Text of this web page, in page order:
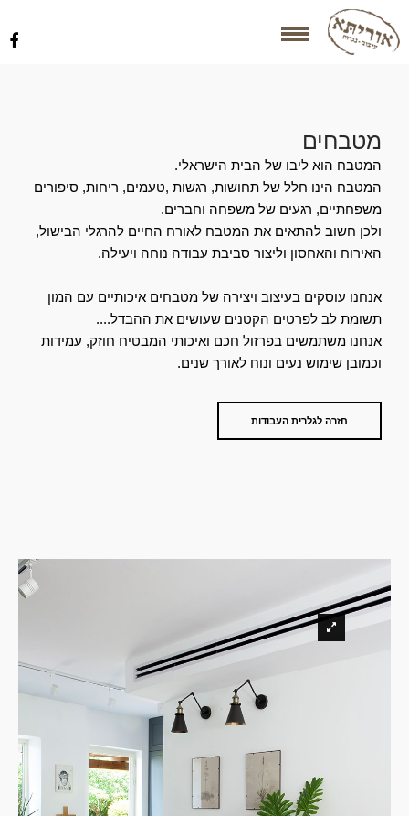
מטבחים
המטבח הוא ליבו של הבית הישראלי.
המטבח הינו חלל של תחושות, רגשות ,טעמים, ריחות, סיפורים
משפחתיים, רגעים של משפחה וחברים.
ולכן חשוב להתאים את המטבח לאורח החיים להרגלי הבישול,
האירוח והאחסון וליצור סביבת עבודה נוחה ויעילה.
אנחנו עוסקים בעיצוב ויצירה של מטבחים איכותיים עם המון
תשומת לב לפרטים הקטנים שעושים את ההבדל....
אנחנו משתמשים בפרזול חכם ואיכותי המבטיח חוזק, עמידות
וכמובן שימוש נעים ונוח לאורך שנים.
חזרה לגלרית העבודות